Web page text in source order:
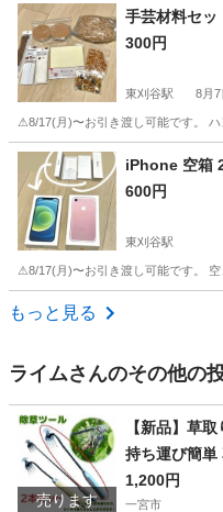
愛知 知立市 東刈谷駅
手芸材料セッ
300円
東刈谷駅 8月7
⚠︎8/17(月)〜お引き渡し可能です。
愛知 知立市
iPhone 空箱
600円
東刈谷駅
⚠︎8/17(月)〜お引き渡し可能です。
愛知 知立市
もっと見る
ライムさんのその他の
売ります
【新品】草
持ち運び簡単
1,200円
一宮市